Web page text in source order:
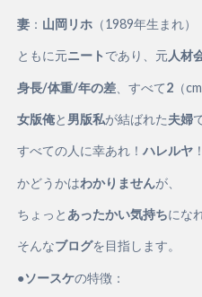
妻： 山岡リホ（1989年生まれ）
ともに元ニート であり、元人材
身長/体重/年の差、すべて2（
女版俺と 男版私が結ばれた夫婦
すべての人に幸あれ！ ハレルヤ！
かどうかはわかりませんが、
ちょっと あったかい気持ちにな
そんなブログを目指します。
●ソースケの特徴：